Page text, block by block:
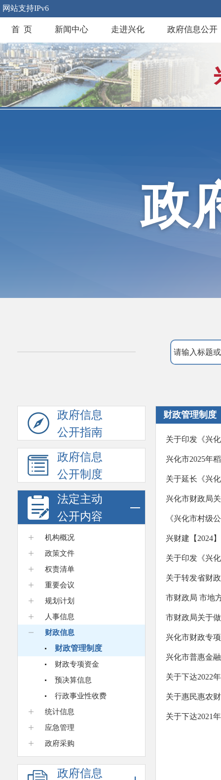
网站支持IPv6
首 页 新闻中心 走进兴化 政府信息公开
政
政府信息
公开指南
政府信息
公开制度
法定主动
公开内容
机构概况
政策文件
权责清单
重要会议
规划计划
人事信息
财政信息
财政管理制度
财政专项资金
预决算信息
行政事业性收费
统计信息
应急管理
政府采购
政府信息
财政管理制度
关于印发《兴
兴化市2025年
关于延长《兴
兴化市财政局
《兴化市村级
兴财建【2024
关于印发《兴
关于转发省财
市财政局 市地
市财政局关于
兴化市财政专
兴化市普惠金
关于下达2022
关于惠民惠农
关于下达2021